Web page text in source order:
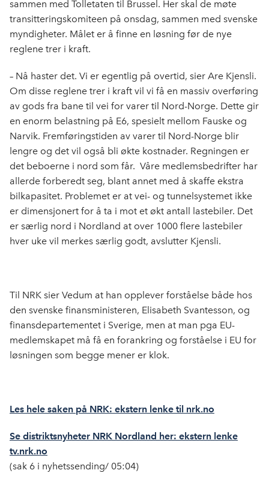
sammen med Tolletaten til Brussel. Her skal de møte
transitteringskomiteen på onsdag, sammen med svenske
myndigheter. Målet er å finne en løsning før de nye
reglene trer i kraft.
– Nå haster det. Vi er egentlig på overtid, sier Are Kjensli.
Om disse reglene trer i kraft vil vi få en massiv overføring
av gods fra bane til vei for varer til Nord-Norge. Dette gir
en enorm belastning på E6, spesielt mellom Fauske og
Narvik. Fremføringstiden av varer til Nord-Norge blir
lengre og det vil også bli økte kostnader. Regningen er
det beboerne i nord som får. Våre medlemsbedrifter har
allerde forberedt seg, blant annet med å skaffe ekstra
bilkapasitet. Problemet er at vei- og tunnelsystemet ikke
er dimensjonert for å ta i mot et økt antall lastebiler. Det
er særlig nord i Nordland at over 1000 flere lastebiler
hver uke vil merkes særlig godt, avslutter Kjensli.
Til NRK sier Vedum at han opplever forståelse både hos
den svenske finansministeren, Elisabeth Svantesson, og
finansdepartementet i Sverige, men at man pga EU-
medlemskapet må få en forankring og forståelse i EU for
løsningen som begge mener er klok.
Les hele saken på NRK: ekstern lenke til nrk.no
Se distriktsnyheter NRK Nordland her: ekstern lenke
tv.nrk.no
(sak 6 i nyhetssending/ 05:04)